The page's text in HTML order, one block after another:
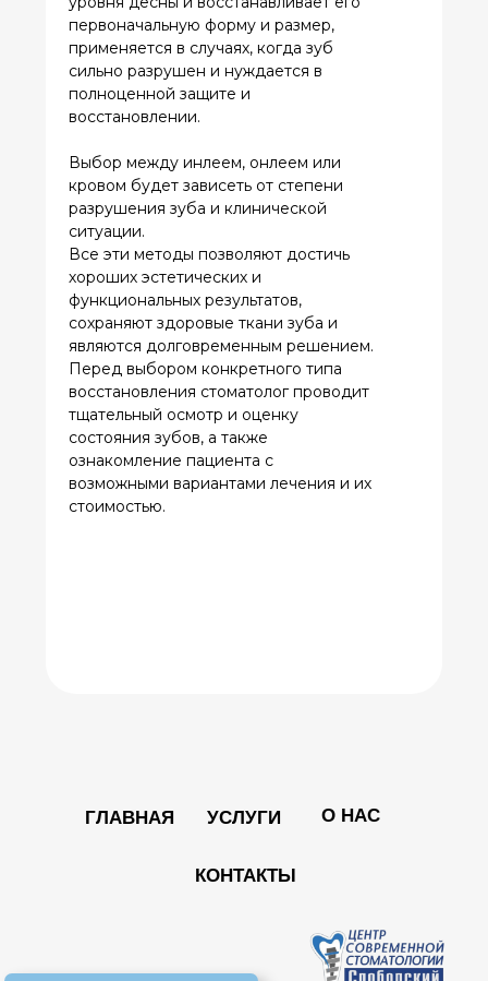
© 2024 Все права
ГЛАВНАЯ УСЛУГИ О НАС
КОНТАКТЫ
Записаться на прием
ИМЕЮТСЯ ПРОТИВОПОКАЗАНИЯ. ПЕРЕД
ПОЛУЧЕНИЕМ МЕДИЦИНСКИХ УСЛУГ
КОНСУЛЬТАЦИЯ СПЕЦИАЛИСТА ОБЯЗАТЕЛЬНА